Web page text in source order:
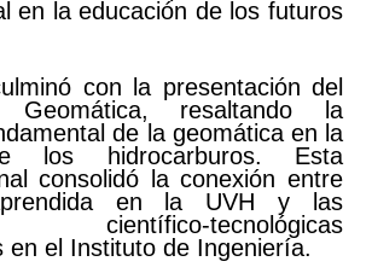
en la educación de los futuros
con la presentación del
resaltando la
de la geomática en la
los hidrocarburos. Esta
consolidó la conexión entre
en la UVH y las
científico-tecnológicas
en el Instituto de Ingeniería.